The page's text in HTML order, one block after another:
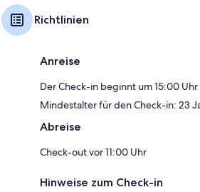
Richtlinien
Anreise
Der Check-in beginnt um 15:00 Uhr
Mindestalter für den Check-in: 23
Abreise
Check-out vor 11:00 Uhr
Hinweise zum Check-in